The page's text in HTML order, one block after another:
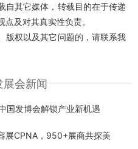
自其它媒体，转载目的在于传递
及对其真实性负责。
版权以及其它问题的，请联系我
会新闻
国发博会解锁产业新机遇
展CPNA，950+展商共探美